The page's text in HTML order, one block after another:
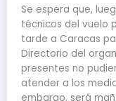
Se espera que,
técnicos del vuelo
tarde a Caracas
Directorio del
presentes no
atender a los
embargo, será